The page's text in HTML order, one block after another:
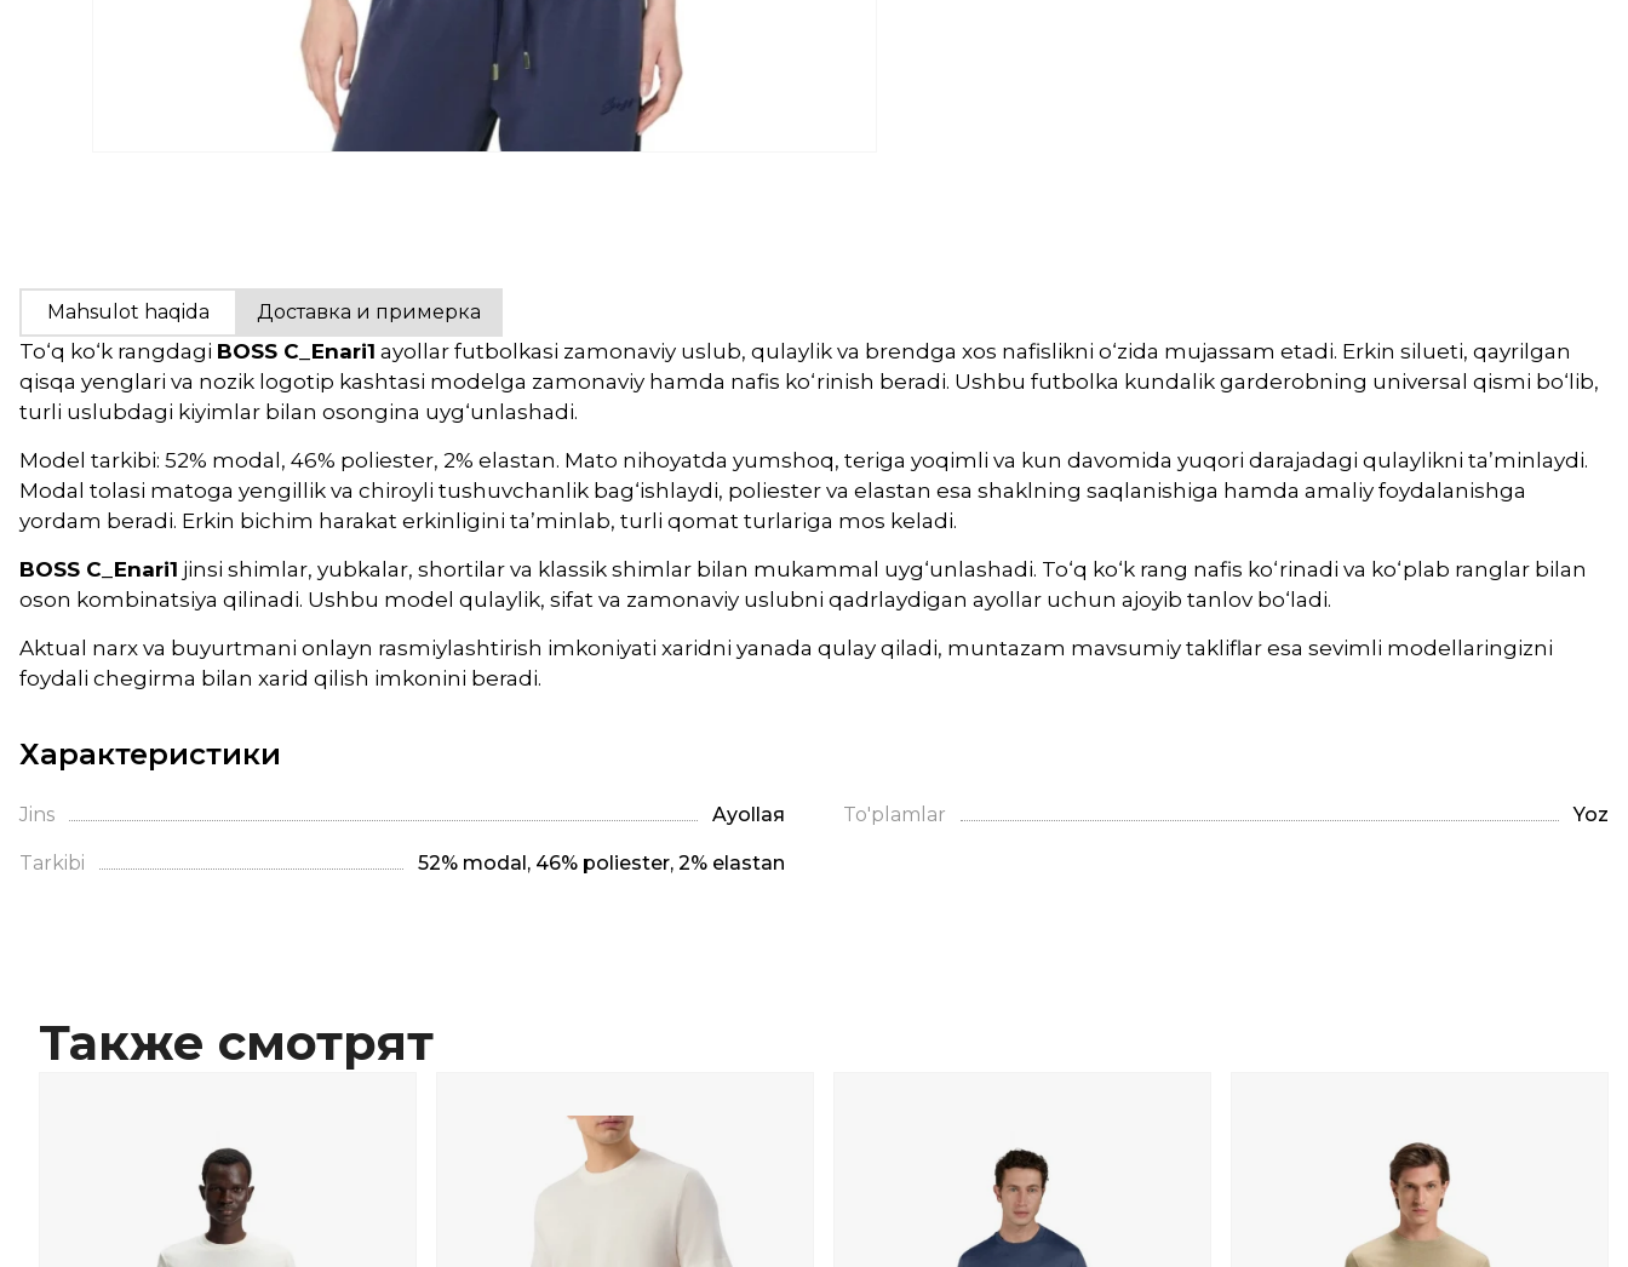
Mahsulot haqida Доставка и примерка
To‘q ko‘k rangdagi BOSS C_Enari1 ayollar futbolkasi zamonaviy uslub, qulaylik va brendga xos nafislikni o‘zida mujassam etadi. Erkin silueti, qayrilgan
qisqa yenglari va nozik logotip kashtasi modelga zamonaviy hamda nafis ko‘rinish beradi. Ushbu futbolka kundalik garderobning universal qismi bo‘lib,
turli uslubdagi kiyimlar bilan osongina uyg‘unlashadi.
Model tarkibi: 52% modal, 46% poliester, 2% elastan. Mato nihoyatda yumshoq, teriga yoqimli va kun davomida yuqori darajadagi qulaylikni ta’minlaydi.
Modal tolasi matoga yengillik va chiroyli tushuvchanlik bag‘ishlaydi, poliester va elastan esa shaklning saqlanishiga hamda amaliy foydalanishga
yordam beradi. Erkin bichim harakat erkinligini ta’minlab, turli qomat turlariga mos keladi.
BOSS C_Enari1 jinsi shimlar, yubkalar, shortilar va klassik shimlar bilan mukammal uyg‘unlashadi. To‘q ko‘k rang nafis ko‘rinadi va ko‘plab ranglar bilan
oson kombinatsiya qilinadi. Ushbu model qulaylik, sifat va zamonaviy uslubni qadrlaydigan ayollar uchun ajoyib tanlov bo‘ladi.
Aktual narx va buyurtmani onlayn rasmiylashtirish imkoniyati xaridni yanada qulay qiladi, muntazam mavsumiy takliflar esa sevimli modellaringizni
foydali chegirma bilan xarid qilish imkonini beradi.
Характеристики
Jins Ayollая To'plamlar Yoz
Tarkibi 52% modal, 46% poliester, 2% elastan
Также смотрят